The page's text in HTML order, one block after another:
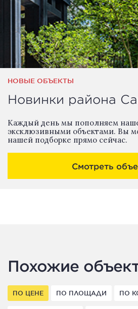
НОВЫЕ ОБЪЕКТЫ
Новинки района
Каждый день мы пополняем
эксклюзивными объектами. Вы
нашей подборке прямо сейчас.
Смотреть
Похожие
ПО ЦЕНЕ ПО ПЛОЩАДИ ПО